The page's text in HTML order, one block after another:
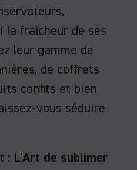
la fraîcheur de ses
leur gamme de
de coffrets
confits et bien
vous séduire
: L'Art de sublimer